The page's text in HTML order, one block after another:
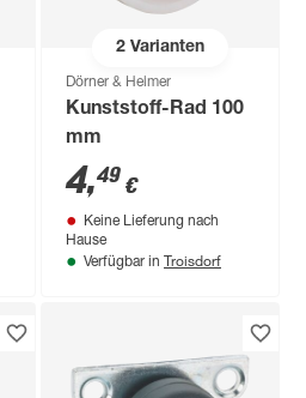
2Varianten
Dörner & Helmer
Kunststoff-Rad 100
mm
4,49 €
Keine Lieferung nach
Hause
Verfügbar in Troisdorf